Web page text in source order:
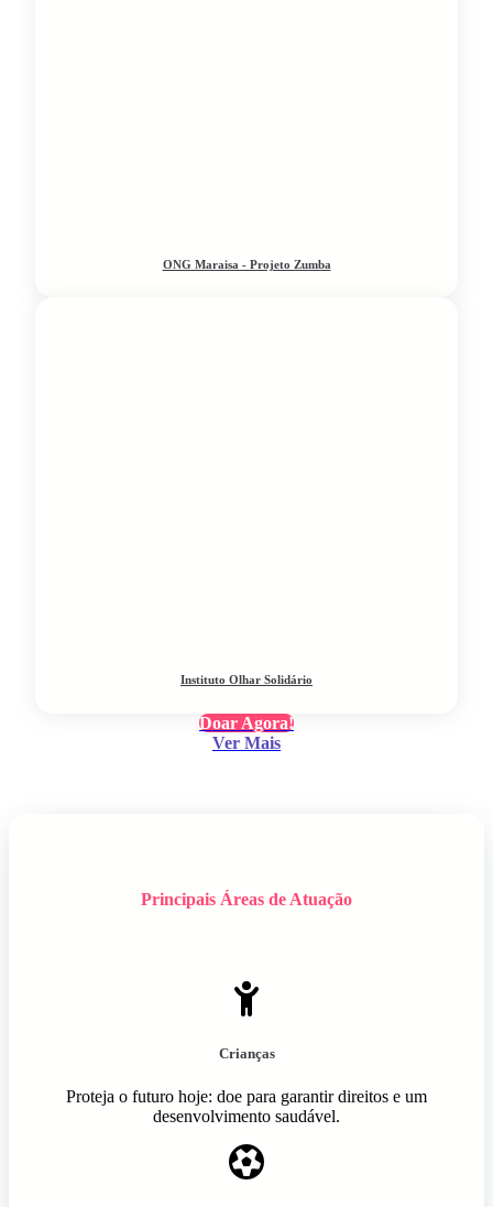
ONG Maraisa - Projeto Zumba
Instituto Olhar Solidário
Doar Agora!
Ver Mais
Principais Áreas de Atuação
Crianças
Proteja o futuro hoje: doe para garantir direitos e um
desenvolvimento saudável.